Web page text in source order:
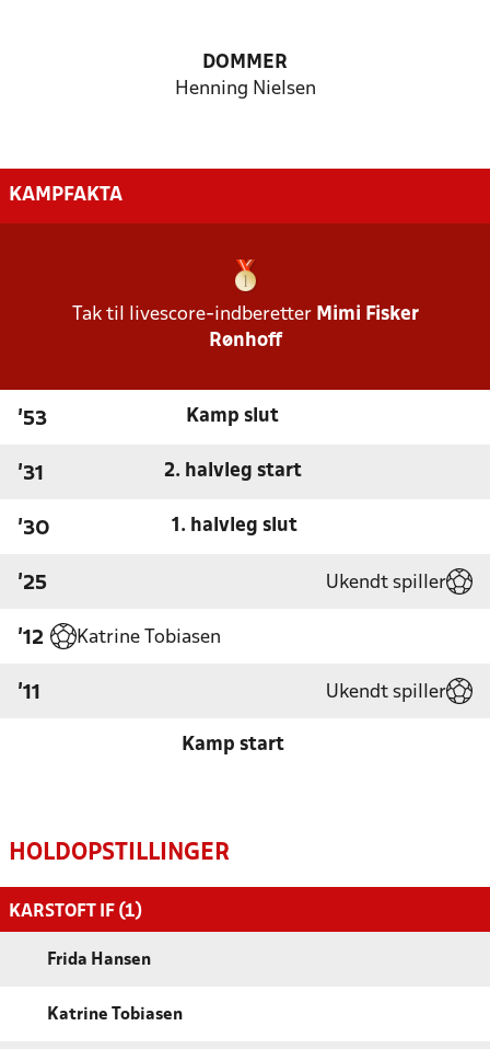
DOMMER
Henning Nielsen
KAMPFAKTA
Tak til livescore-indberetter Mimi Fisker
Rønhoff
'53 Kamp slut
'31 2. halvleg start
'30 1. halvleg slut
'25 Ukendt spiller
'12 Katrine Tobiasen
'11 Ukendt spiller
Kamp start
HOLDOPSTILLINGER
KARSTOFT IF (1)
Frida Hansen
Katrine Tobiasen